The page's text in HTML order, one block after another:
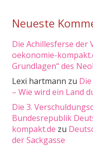
Neueste
Die Achillesferse der
oekonomie-
Grundlagen“ des
Lexi hartmann zu
– Wie wird ein Land
Die 3.
Bundesrepublik
kompakt.de zu
der Sackgasse